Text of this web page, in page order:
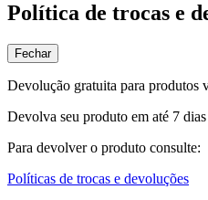
Política de trocas e
Fechar
Devolução gratuita para produtos
Devolva seu produto em até 7
Para devolver o produto consulte:
Políticas de trocas e devoluções